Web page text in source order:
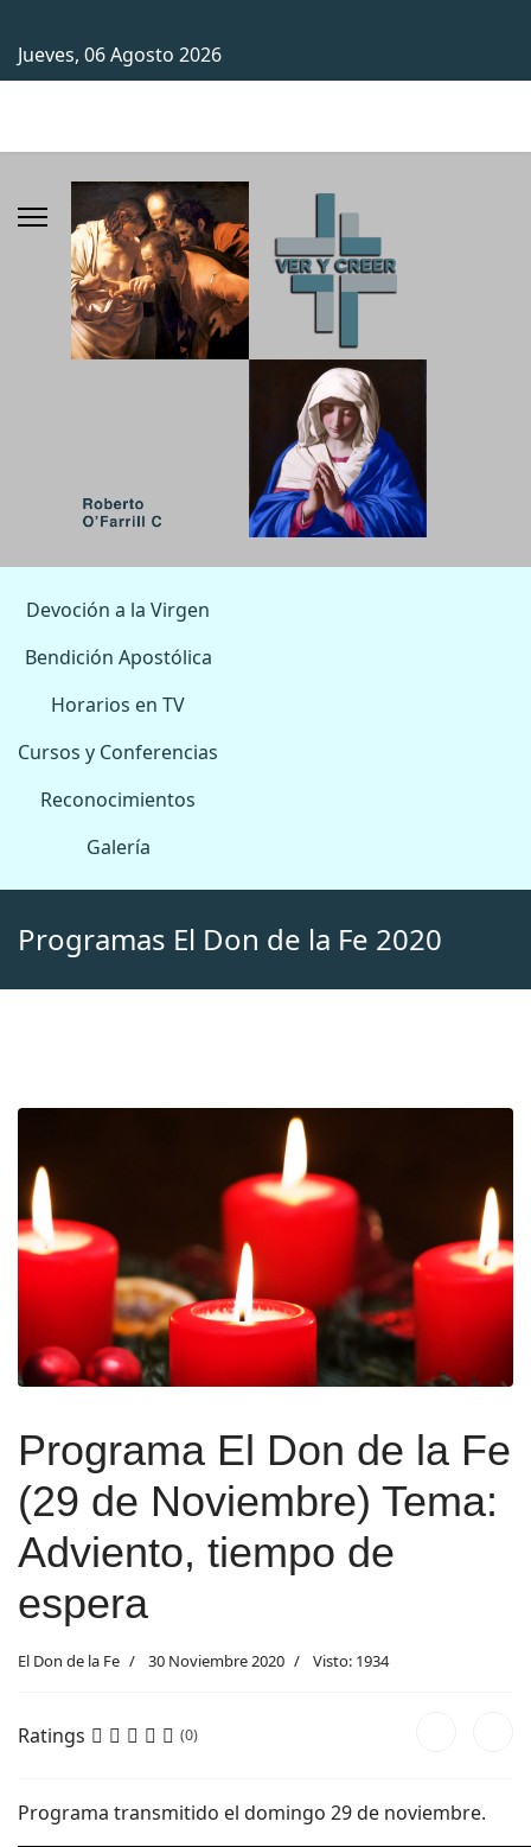
Jueves, 06 Agosto 2026
Devoción a la Virgen
Bendición Apostólica
Horarios en TV
Cursos y Conferencias
Reconocimientos
Galería
Programas El Don de la Fe 2020
Programa El Don de la Fe
(29 de Noviembre) Tema:
Adviento, tiempo de
espera
El Don de la Fe 30 Noviembre 2020 Visto: 1934
Ratings (0)
Programa transmitido el domingo 29 de noviembre.